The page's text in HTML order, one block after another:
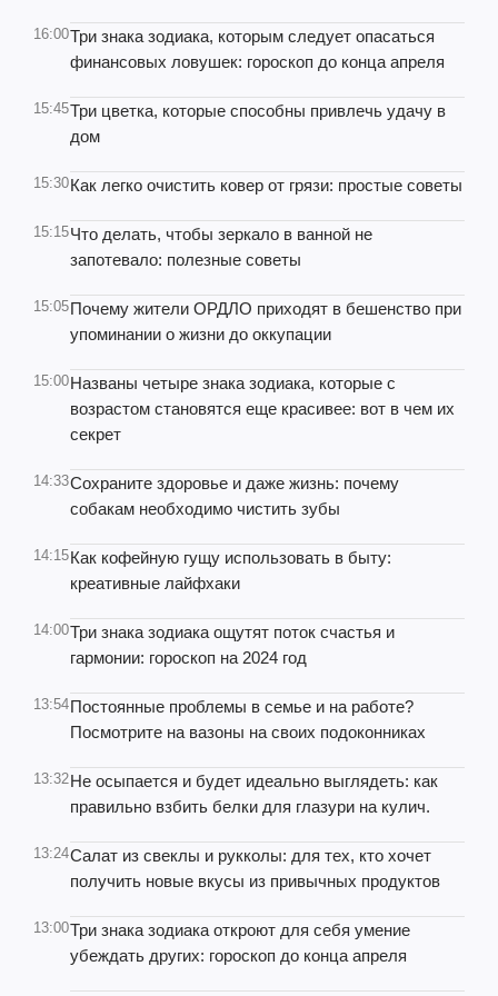
16:00Три знака зодиака, которым следует опасаться
финансовых ловушек: гороскоп до конца апреля
15:45Три цветка, которые способны привлечь удачу в
дом
15:30Как легко очистить ковер от грязи: простые советы
15:15Что делать, чтобы зеркало в ванной не
запотевало: полезные советы
15:05Почему жители ОРДЛО приходят в бешенство при
упоминании о жизни до оккупации
15:00Названы четыре знака зодиака, которые с
возрастом становятся еще красивее: вот в чем их
секрет
14:33Сохраните здоровье и даже жизнь: почему
собакам необходимо чистить зубы
14:15Как кофейную гущу использовать в быту:
креативные лайфхаки
14:00Три знака зодиака ощутят поток счастья и
гармонии: гороскоп на 2024 год
13:54Постоянные проблемы в семье и на работе?
Посмотрите на вазоны на своих подоконниках
13:32Не осыпается и будет идеально выглядеть: как
правильно взбить белки для глазури на кулич.
13:24Салат из свеклы и рукколы: для тех, кто хочет
получить новые вкусы из привычных продуктов
13:00Три знака зодиака откроют для себя умение
убеждать других: гороскоп до конца апреля